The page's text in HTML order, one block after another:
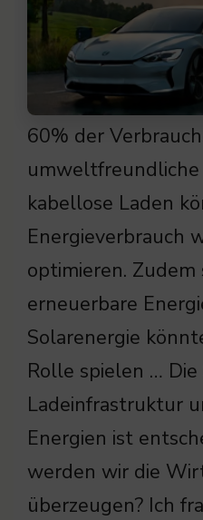
60% der
umweltfreundliche
kabellose Laden
Energieverbrauch
optimieren.
erneuerbare
Solarenergie
Rolle spielen … Die
Ladeinfrastruktur
Energien ist
werden wir die
überzeugen? Ich